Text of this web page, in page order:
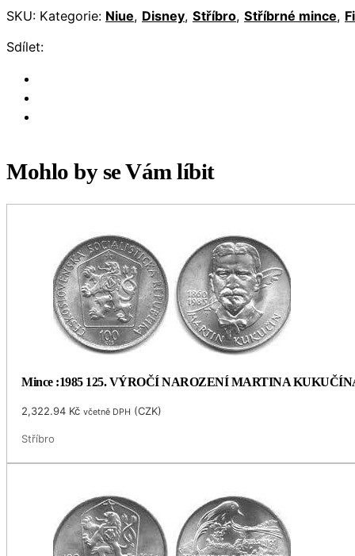
SKU: Kategorie: Niue, Disney, Stříbro, Stříbrné mince,
Sdílet:
Mohlo by se Vám líbit
Mince :1985 125. VÝROČÍ NAROZENÍ MARTINA
2,322.94 Kč včetně DPH (CZK)
Stříbro